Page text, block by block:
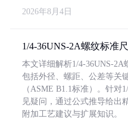
2026年8月4日
1/4-36UNS-2A螺纹标准
本文详细解析1/4-36UNS-2A
包括外径、螺距、公差等关
（ASME B1.1标准）。针对
见疑问，通过公式推导给出
附加工艺建议与扩展知识。